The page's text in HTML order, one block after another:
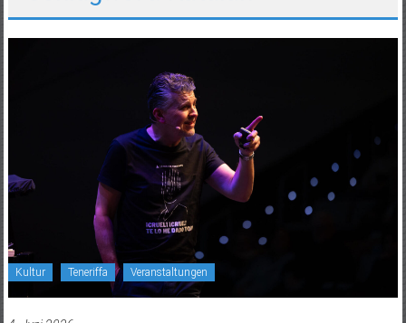
Inseln
Kultur Teneriffa Veranstaltungen